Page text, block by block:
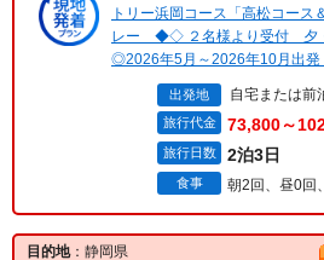
トリー浜岡コース「高松コー
レー ◆◇ ２名様より受付 夕
◎2026年5月～2026年10月出発
出発地 自宅または前
旅行代金 73,800～
旅行日数 2泊3日
食事 朝2回、昼0回
目的地：静岡県